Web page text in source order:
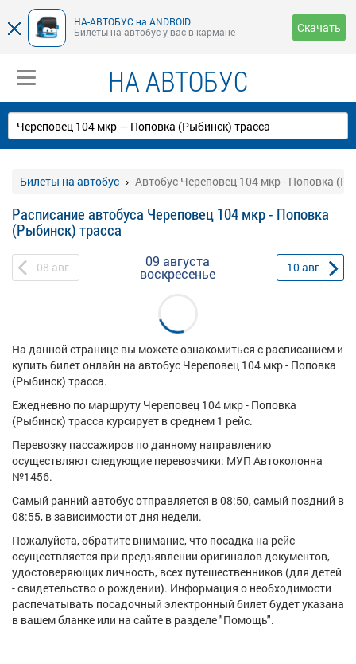
НА-АВТОБУС на ANDROID
Билеты на автобус у вас в кармане
Скачать
НА АВТОБУС
Билеты на автобус Автобус Череповец 104 мкр - Поповка
Расписание автобуса Череповец 104 мкр - Поповка
(Рыбинск) трасса
08 авг 09 августа
воскресенье 10авг
На данной странице вы можете ознакомиться с расписанием и
купить билет онлайн на автобус Череповец 104 мкр - Поповка
(Рыбинск) трасса.
Ежедневно по маршруту Череповец 104 мкр - Поповка
(Рыбинск) трасса курсирует в среднем 1 рейс.
Перевозку пассажиров по данному направлению
осуществляют следующие перевозчики: МУП Автоколонна
№1456.
Самый ранний автобус отправляется в 08:50, самый поздний в
08:55, в зависимости от дня недели.
Пожалуйста, обратите внимание, что посадка на рейс
осуществляется при предъявлении оригиналов документов,
удостоверяющих личность, всех путешественников (для детей
- свидетельство о рождении). Информация о необходимости
распечатывать посадочный электронный билет будет указана
в вашем бланке или на сайте в разделе "Помощь".